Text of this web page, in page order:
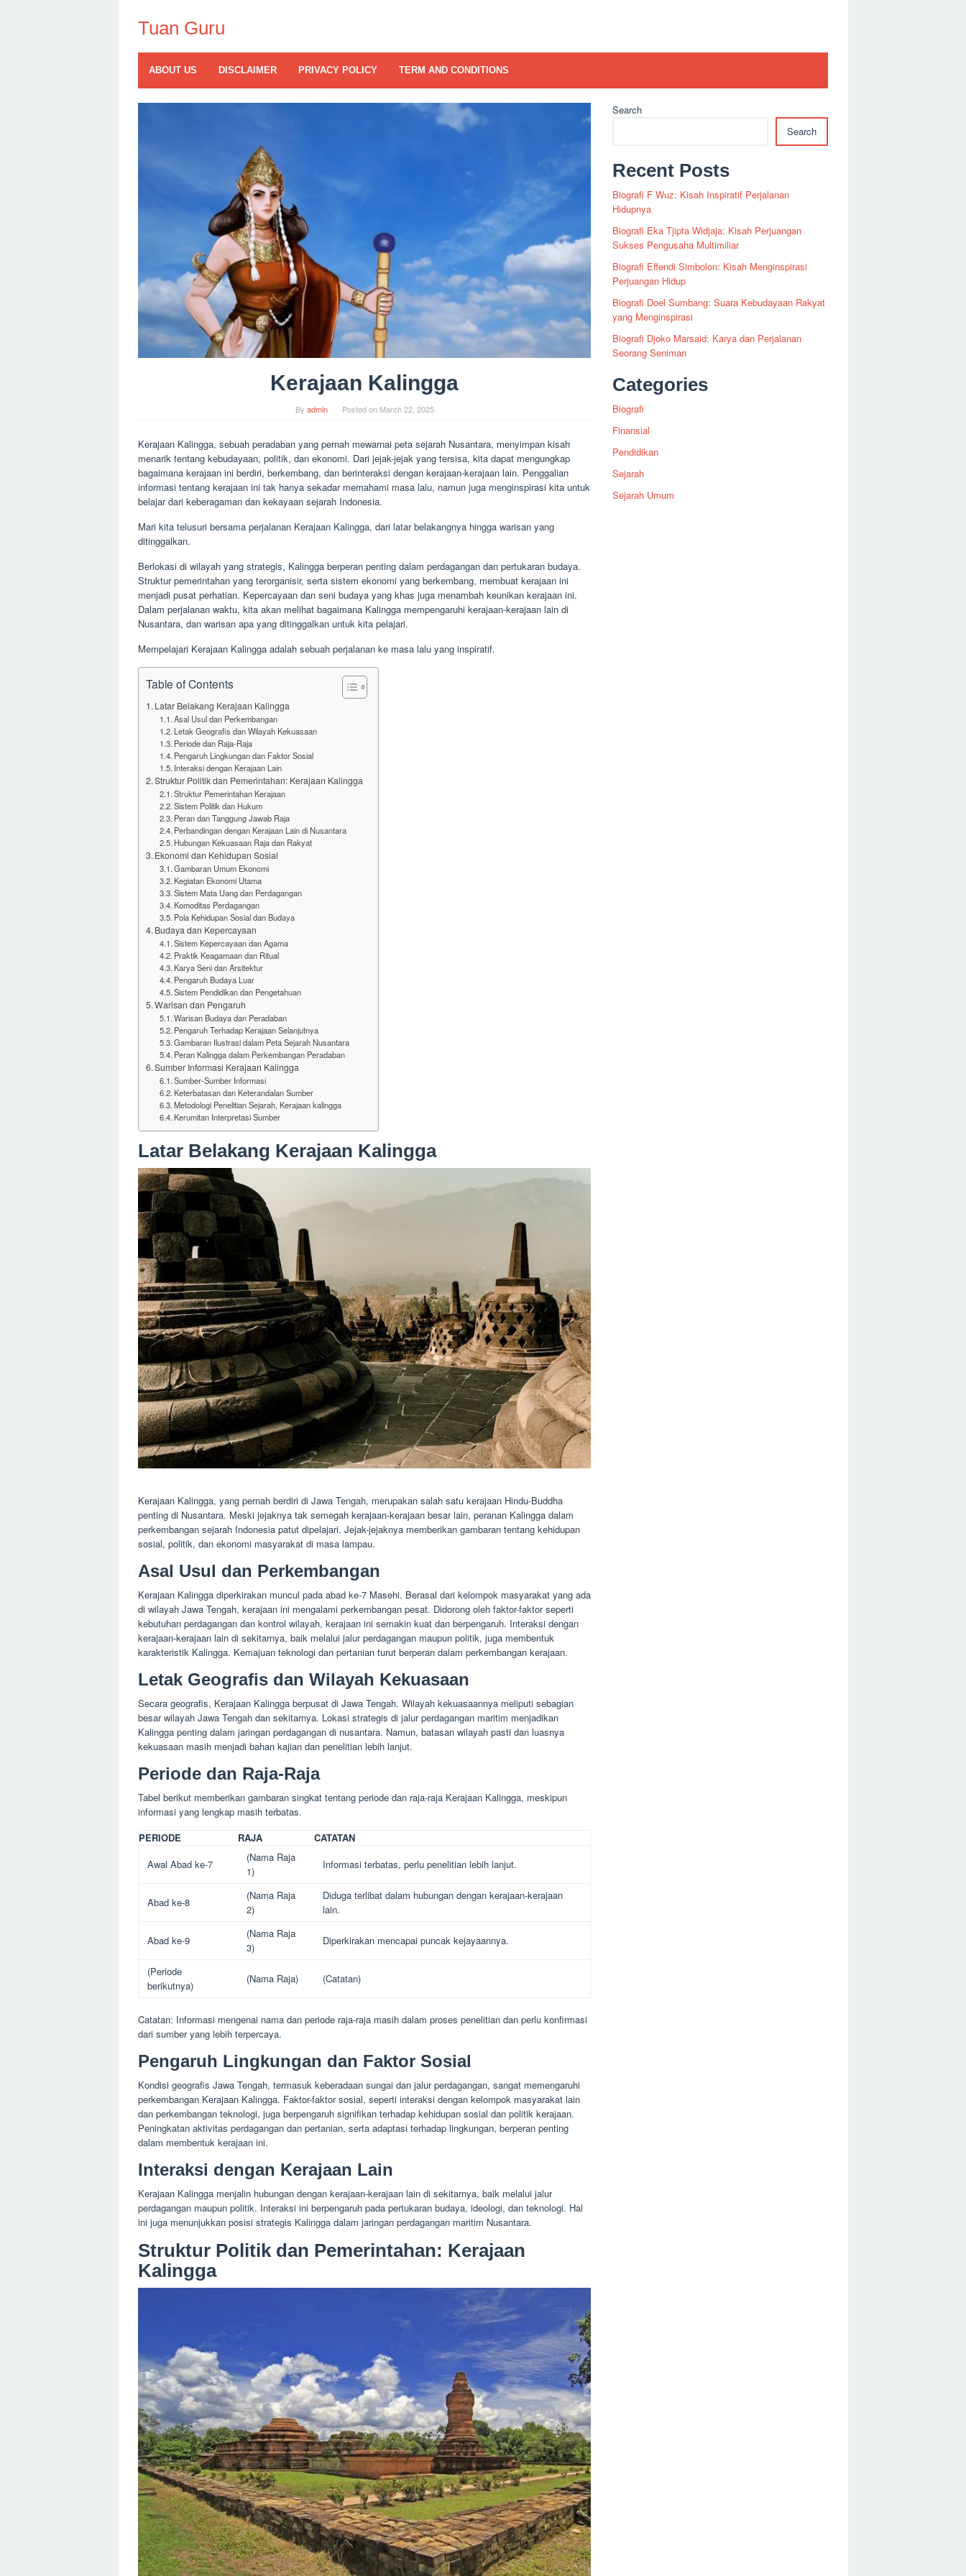
contentTuan Guru
ABOUT US DISCLAIMER PRIVACY POLICY TERM AND CONDITIONS
Kerajaan Kalingga
By admin Posted on March 22, 2025
Kerajaan Kalingga, sebuah peradaban yang pernah mewarnai peta sejarah Nusantara, menyimpan kisah
menarik tentang kebudayaan, politik, dan ekonomi. Dari jejak-jejak yang tersisa, kita dapat mengungkap
bagaimana kerajaan ini berdiri, berkembang, dan berinteraksi dengan kerajaan-kerajaan lain. Penggalian
informasi tentang kerajaan ini tak hanya sekadar memahami masa lalu, namun juga menginspirasi kita untuk
belajar dari keberagaman dan kekayaan sejarah Indonesia.
Mari kita telusuri bersama perjalanan Kerajaan Kalingga, dari latar belakangnya hingga warisan yang
ditinggalkan.
Berlokasi di wilayah yang strategis, Kalingga berperan penting dalam perdagangan dan pertukaran budaya.
Struktur pemerintahan yang terorganisir, serta sistem ekonomi yang berkembang, membuat kerajaan ini
menjadi pusat perhatian. Kepercayaan dan seni budaya yang khas juga menambah keunikan kerajaan ini.
Dalam perjalanan waktu, kita akan melihat bagaimana Kalingga mempengaruhi kerajaan-kerajaan lain di
Nusantara, dan warisan apa yang ditinggalkan untuk kita pelajari.
Mempelajari Kerajaan Kalingga adalah sebuah perjalanan ke masa lalu yang inspiratif.
Table of Contents
Latar Belakang Kerajaan Kalingga
Asal Usul dan Perkembangan
Letak Geografis dan Wilayah Kekuasaan
Periode dan Raja-Raja
Pengaruh Lingkungan dan Faktor Sosial
Interaksi dengan Kerajaan Lain
Struktur Politik dan Pemerintahan: Kerajaan Kalingga
Struktur Pemerintahan Kerajaan
Sistem Politik dan Hukum
Peran dan Tanggung Jawab Raja
Perbandingan dengan Kerajaan Lain di Nusantara
Hubungan Kekuasaan Raja dan Rakyat
Ekonomi dan Kehidupan Sosial
Gambaran Umum Ekonomi
Kegiatan Ekonomi Utama
Sistem Mata Uang dan Perdagangan
Komoditas Perdagangan
Pola Kehidupan Sosial dan Budaya
Budaya dan Kepercayaan
Sistem Kepercayaan dan Agama
Praktik Keagamaan dan Ritual
Karya Seni dan Arsitektur
Pengaruh Budaya Luar
Sistem Pendidikan dan Pengetahuan
Warisan dan Pengaruh
Warisan Budaya dan Peradaban
Pengaruh Terhadap Kerajaan Selanjutnya
Gambaran Ilustrasi dalam Peta Sejarah Nusantara
Peran Kalingga dalam Perkembangan Peradaban
Sumber Informasi Kerajaan Kalingga
Sumber-Sumber Informasi
Keterbatasan dan Keterandalan Sumber
Metodologi Penelitian Sejarah, Kerajaan kalingga
Kerumitan Interpretasi Sumber
Latar Belakang Kerajaan Kalingga
Kerajaan Kalingga, yang pernah berdiri di Jawa Tengah, merupakan salah satu kerajaan Hindu-Buddha
penting di Nusantara. Meski jejaknya tak semegah kerajaan-kerajaan besar lain, peranan Kalingga dalam
perkembangan sejarah Indonesia patut dipelajari. Jejak-jejaknya memberikan gambaran tentang kehidupan
sosial, politik, dan ekonomi masyarakat di masa lampau.
Asal Usul dan Perkembangan
Kerajaan Kalingga diperkirakan muncul pada abad ke-7 Masehi. Berasal dari kelompok masyarakat yang ada
di wilayah Jawa Tengah, kerajaan ini mengalami perkembangan pesat. Didorong oleh faktor-faktor seperti
kebutuhan perdagangan dan kontrol wilayah, kerajaan ini semakin kuat dan berpengaruh. Interaksi dengan
kerajaan-kerajaan lain di sekitarnya, baik melalui jalur perdagangan maupun politik, juga membentuk
karakteristik Kalingga. Kemajuan teknologi dan pertanian turut berperan dalam perkembangan kerajaan.
Letak Geografis dan Wilayah Kekuasaan
Secara geografis, Kerajaan Kalingga berpusat di Jawa Tengah. Wilayah kekuasaannya meliputi sebagian
besar wilayah Jawa Tengah dan sekitarnya. Lokasi strategis di jalur perdagangan maritim menjadikan
Kalingga penting dalam jaringan perdagangan di nusantara. Namun, batasan wilayah pasti dan luasnya
kekuasaan masih menjadi bahan kajian dan penelitian lebih lanjut.
Periode dan Raja-Raja
Tabel berikut memberikan gambaran singkat tentang periode dan raja-raja Kerajaan Kalingga, meskipun
informasi yang lengkap masih terbatas.
PERIODE
RAJA
CATATAN
Awal Abad ke-7
(Nama Raja
1)
Informasi terbatas, perlu penelitian lebih lanjut.
Abad ke-8
(Nama Raja
2)
Diduga terlibat dalam hubungan dengan kerajaan-kerajaan
lain.
Abad ke-9
(Nama Raja
3)
Diperkirakan mencapai puncak kejayaannya.
(Periode
berikutnya)
(Nama Raja) (Catatan)
Catatan: Informasi mengenai nama dan periode raja-raja masih dalam proses penelitian dan perlu konfirmasi
dari sumber yang lebih terpercaya.
Pengaruh Lingkungan dan Faktor Sosial
Kondisi geografis Jawa Tengah, termasuk keberadaan sungai dan jalur perdagangan, sangat memengaruhi
perkembangan Kerajaan Kalingga. Faktor-faktor sosial, seperti interaksi dengan kelompok masyarakat lain
dan perkembangan teknologi, juga berpengaruh signifikan terhadap kehidupan sosial dan politik kerajaan.
Peningkatan aktivitas perdagangan dan pertanian, serta adaptasi terhadap lingkungan, berperan penting
dalam membentuk kerajaan ini.
Interaksi dengan Kerajaan Lain
Kerajaan Kalingga menjalin hubungan dengan kerajaan-kerajaan lain di sekitarnya, baik melalui jalur
perdagangan maupun politik. Interaksi ini berpengaruh pada pertukaran budaya, ideologi, dan teknologi. Hal
ini juga menunjukkan posisi strategis Kalingga dalam jaringan perdagangan maritim Nusantara.
Struktur Politik dan Pemerintahan: Kerajaan
Kalingga
Search
Search
Recent Posts
Biografi F Wuz: Kisah Inspiratif Perjalanan
Hidupnya
Biografi Eka Tjipta Widjaja: Kisah Perjuangan
Sukses Pengusaha Multimiliar
Biografi Effendi Simbolon: Kisah Menginspirasi
Perjuangan Hidup
Biografi Doel Sumbang: Suara Kebudayaan Rakyat
yang Menginspirasi
Biografi Djoko Marsaid: Karya dan Perjalanan
Seorang Seniman
Categories
Biografi
Finansial
Pendidikan
Sejarah
Sejarah Umum